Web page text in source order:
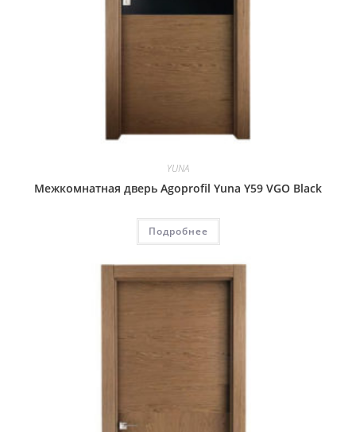
YUNA
Межкомнатная дверь Agoprofil Yuna Y59 VGO Black
Подробнее